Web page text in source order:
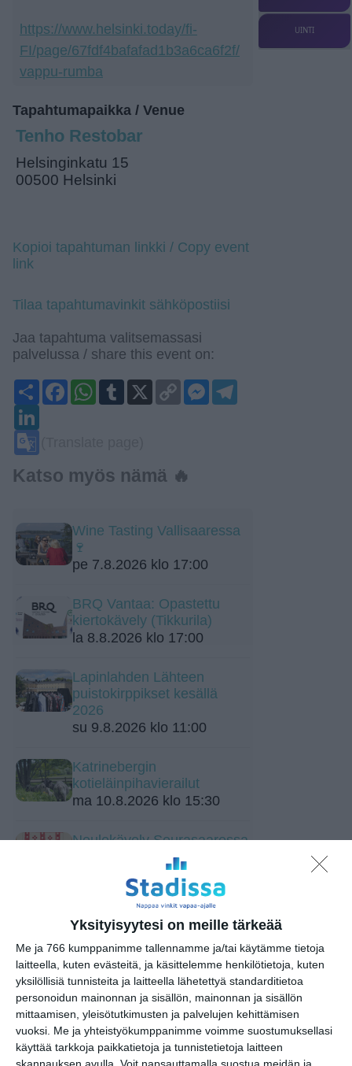
Yksityisyytesi on meille tärkeää
Me ja 766 kumppanimme tallennamme ja/tai käytämme tietoja
laitteella, kuten evästeitä, ja käsittelemme henkilötietoja, kuten
yksilöllisiä tunnisteita ja laitteella lähetettyä standarditietoa
personoidun mainonnan ja sisällön, mainonnan ja sisällön
mittaamisen, yleisötutkimusten ja palvelujen kehittämisen
vuoksi. Me ja yhteistyökumppanimme voimme suostumuksellasi
käyttää tarkkoja paikkatietoja ja tunnistetietoja laitteen
https://www.helsinki.today/fi-
FI/page/67fdf4bafafad1b3a6ca6f2f/
vappu-rumba
Tapahtumapaikka / Venue
Tenho Restobar
Helsinginkatu 15
00500 Helsinki
Kopioi tapahtuman linkki / Copy event
link
Tilaa tapahtumavinkit sähköpostiisi
Jaa tapahtuma valitsemassasi
palvelussa / share this event on:
ShareFacebook
WhatsApp
Tumblr
Copy
Link
Messenger
Katso myös nämä 🔥
Wine Tasting Vallisaaressa
🍷
pe 7.8.2026 klo 17:00
BRQ Vantaa: Opastettu
kiertokävely (Tikkurila)
la 8.8.2026 klo 17:00
Lapinlahden Lähteen
puistokirppikset kesällä
2026
su 9.8.2026 klo 11:00
Katrinebergin
kotieläinpihavierailut
ma 10.8.2026 klo 15:30
Neulekävely Seurasaaressa
ti 11.8.2026 klo 14:00
Lavatanssit meren äärellä
Merimelojien majalla
Svenkan perinteinen ja
legendaarinen kesävisa
torstaisin
to 13.8.2026 klo 18:00
UINTI